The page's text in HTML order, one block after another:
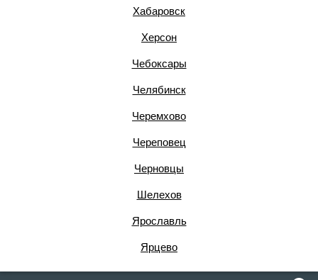
Хабаровск
Херсон
Чебоксары
Челябинск
Черемхово
Череповец
Черновцы
Шелехов
Ярославль
Ярцево